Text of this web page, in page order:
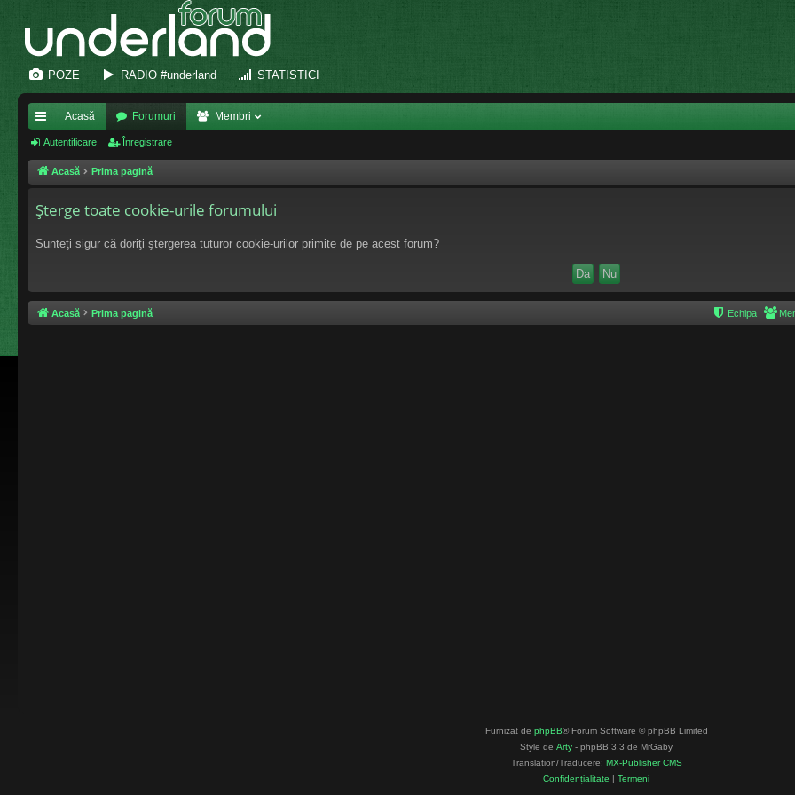
POZE RADIO #underland STATISTICI
eg
ăt
ra
pi
Acasă Forumuri Membri
Autentificare Înregistrare
Acasă Prima pagină
Şterge toate cookie-urile forumului
Sunteţi sigur că doriţi ştergerea tuturor cookie-urilor primite de pe acest forum?
Acasă Prima pagină Echipa
Furnizat de phpBB® Forum Software © phpBB Limited
Style de Arty - phpBB 3.3 de MrGaby
Translation/Traducere: MX-Publisher CMS
Confidențialitate | Termeni